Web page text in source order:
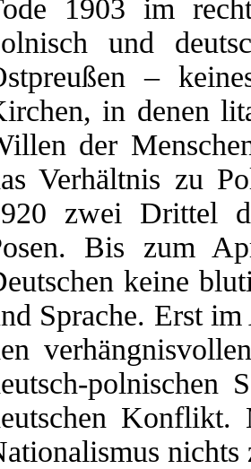
1903 im
und
–
in denen
der
Verhältnis zu
zwei Drittel
Bis zum
keine
Sprache. Erst
polnischen
Konflikt.